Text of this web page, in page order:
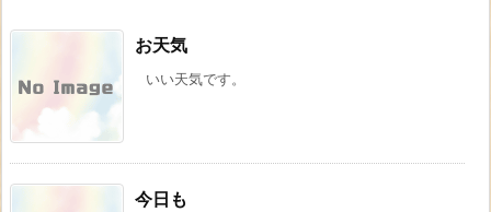
お天気
いい天気です。
今日も